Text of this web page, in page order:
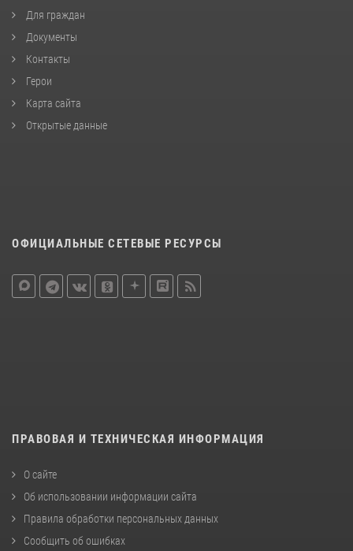
Для граждан
Документы
Контакты
Герои
Карта сайта
Открытые данные
ОФИЦИАЛЬНЫЕ СЕТЕВЫЕ РЕСУРСЫ
ПРАВОВАЯ И ТЕХНИЧЕСКАЯ ИНФОРМАЦИЯ
О сайте
Об использовании информации сайта
Правила обработки персональных данных
Сообщить об ошибках